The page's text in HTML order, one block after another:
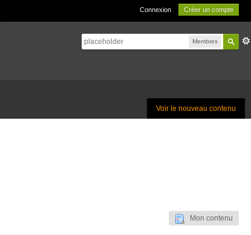
Connexion Créer un compte
Membres
Voir le nouveau contenu
Mon contenu